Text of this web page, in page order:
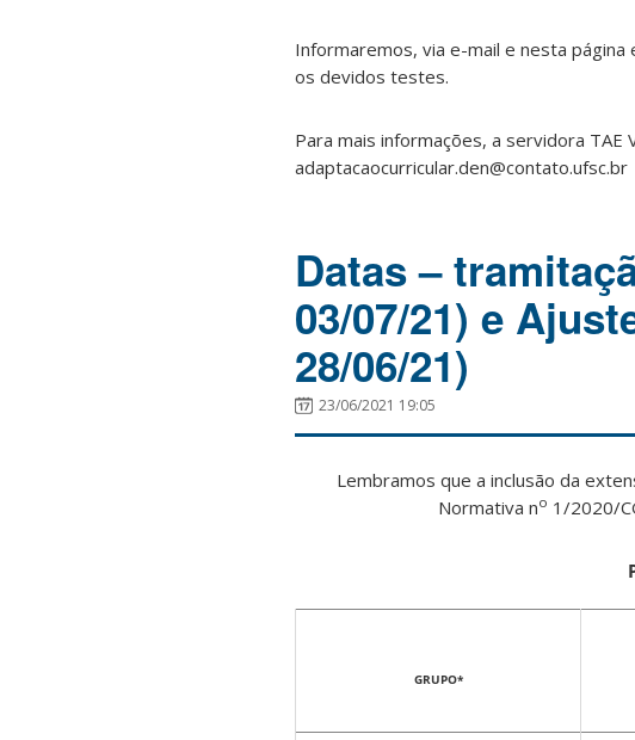
Informaremos, via e-mail e nesta
os devidos testes.
Para mais informações, a servidora TAE
adaptacaocurricular.den@contato.ufsc.br
Datas –
03/07/21) e
28/06/21)
23/06/2021 19:05
Lembramos que a inclusão da
Normativa no 1/2020/
GRUPO*